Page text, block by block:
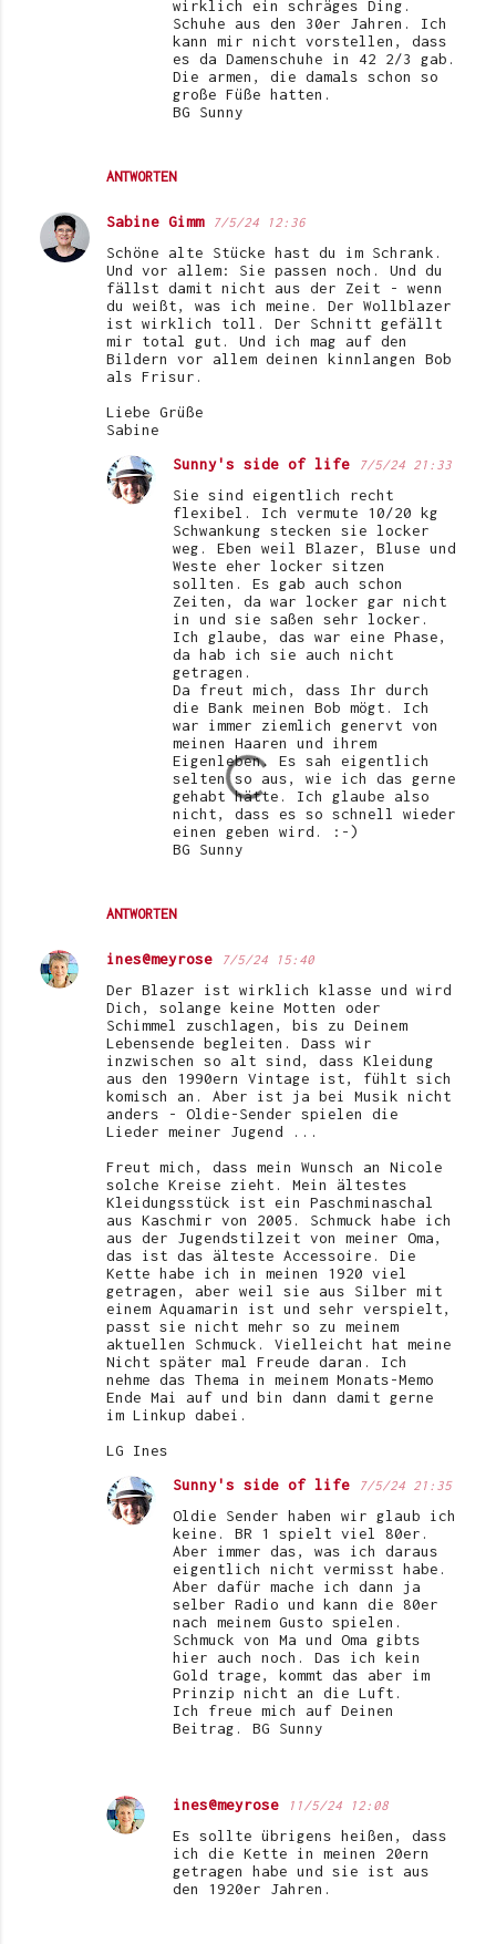
ANTWORTEN
wirklich ein schräges Ding.
Schuhe aus den 30er Jahren. Ich
kann mir nicht vorstellen, dass
es da Damenschuhe in 42 2/3 gab.
Die armen, die damals schon so
große Füße hatten.
BG Sunny
Sabine Gimm 7/5/24 12:36
Schöne alte Stücke hast du im Schrank.
Und vor allem: Sie passen noch. Und du
fällst damit nicht aus der Zeit - wenn
du weißt, was ich meine. Der Wollblazer
ist wirklich toll. Der Schnitt gefällt
mir total gut. Und ich mag auf den
Bildern vor allem deinen kinnlangen Bob
als Frisur.
Liebe Grüße
Sabine
ANTWORTEN
Sunny's side of life 7/5/24 21:33
Sie sind eigentlich recht
flexibel. Ich vermute 10/20 kg
Schwankung stecken sie locker
weg. Eben weil Blazer, Bluse und
Weste eher locker sitzen
sollten. Es gab auch schon
Zeiten, da war locker gar nicht
in und sie saßen sehr locker.
Ich glaube, das war eine Phase,
da hab ich sie auch nicht
getragen.
Da freut mich, dass Ihr durch
die Bank meinen Bob mögt. Ich
war immer ziemlich genervt von
meinen Haaren und ihrem
Eigenleben. Es sah eigentlich
selten so aus, wie ich das gerne
gehabt hätte. Ich glaube also
nicht, dass es so schnell wieder
einen geben wird. :-)
BG Sunny
ines@meyrose 7/5/24 15:40
Der Blazer ist wirklich klasse und wird
Dich, solange keine Motten oder
Schimmel zuschlagen, bis zu Deinem
Lebensende begleiten. Dass wir
inzwischen so alt sind, dass Kleidung
aus den 1990ern Vintage ist, fühlt sich
komisch an. Aber ist ja bei Musik nicht
anders - Oldie-Sender spielen die
Lieder meiner Jugend ...
Freut mich, dass mein Wunsch an Nicole
solche Kreise zieht. Mein ältestes
Kleidungsstück ist ein Paschminaschal
aus Kaschmir von 2005. Schmuck habe ich
aus der Jugendstilzeit von meiner Oma,
das ist das älteste Accessoire. Die
Kette habe ich in meinen 1920 viel
getragen, aber weil sie aus Silber mit
einem Aquamarin ist und sehr verspielt,
passt sie nicht mehr so zu meinem
aktuellen Schmuck. Vielleicht hat meine
Nicht später mal Freude daran. Ich
nehme das Thema in meinem Monats-Memo
Ende Mai auf und bin dann damit gerne
im Linkup dabei.
LG Ines
Sunny's side of life 7/5/24 21:35
Oldie Sender haben wir glaub ich
keine. BR 1 spielt viel 80er.
Aber immer das, was ich daraus
eigentlich nicht vermisst habe.
Aber dafür mache ich dann ja
selber Radio und kann die 80er
nach meinem Gusto spielen.
Schmuck von Ma und Oma gibts
hier auch noch. Das ich kein
Gold trage, kommt das aber im
Prinzip nicht an die Luft.
Ich freue mich auf Deinen
Beitrag. BG Sunny
ines@meyrose 11/5/24 12:08
Es sollte übrigens heißen, dass
ich die Kette in meinen 20ern
getragen habe und sie ist aus
den 1920er Jahren.